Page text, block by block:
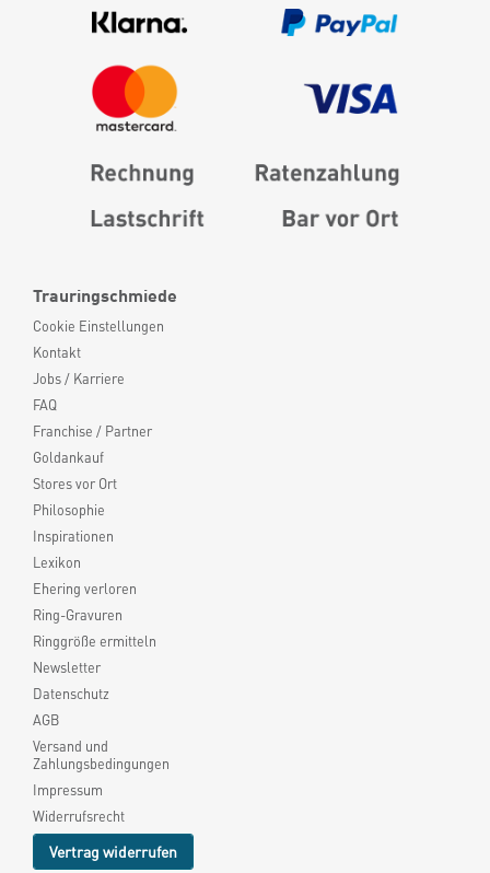
Trauringschmiede
Cookie Einstellungen
Kontakt
Jobs / Karriere
FAQ
Franchise / Partner
Goldankauf
Stores vor Ort
Philosophie
Inspirationen
Lexikon
Ehering verloren
Ring-Gravuren
Ringgröße ermitteln
Newsletter
Datenschutz
AGB
Versand und
Zahlungsbedingungen
Impressum
Widerrufsrecht
Vertrag widerrufen